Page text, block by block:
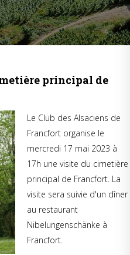
principal de
Le Club des Alsaciens de
Francfort organise le
mercredi 17 mai 2023 à
17h une visite du cimetière
principal de Francfort. La
visite sera suivie d'un dîner
au restaurant
Nibelungenschänke à
Francfort.